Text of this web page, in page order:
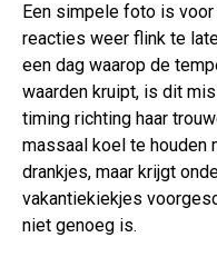
Een simpele foto is
reacties weer flink te
een dag waarop de
waarden kruipt, is dit
timing richting haar
massaal koel te houden
drankjes, maar krijgt
vakantiekiekjes
niet genoeg is.